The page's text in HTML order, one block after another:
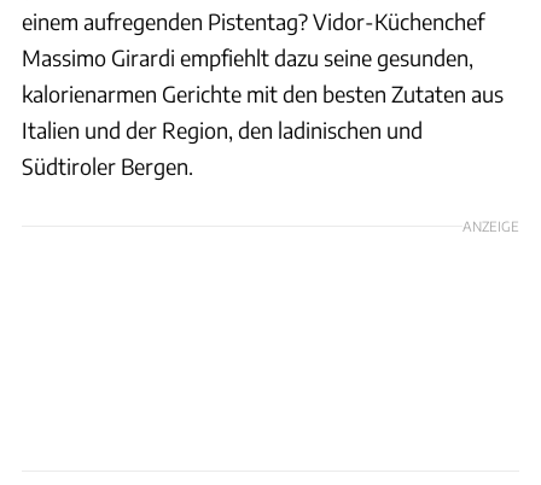
einem aufregenden Pistentag? Vidor-Küchenchef
Massimo Girardi empfiehlt dazu seine gesunden,
kalorienarmen Gerichte mit den besten Zutaten aus
Italien und der Region, den ladinischen und
Südtiroler Bergen.
ANZEIGE